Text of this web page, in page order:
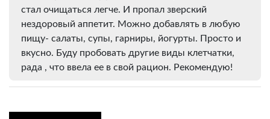
стал очищаться легче. И пропал зверский
нездоровый аппетит. Можно добавлять в любую
пищу- салаты, супы, гарниры, йогурты. Просто и
вкусно. Буду пробовать другие виды клетчатки,
рада , что ввела ее в свой рацион. Рекомендую!